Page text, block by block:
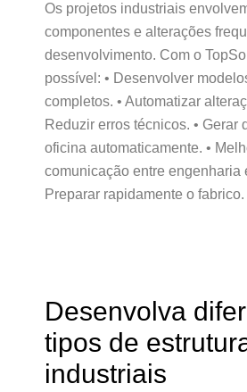
Os projetos industriais
componentes e alterações
desenvolvimento. Com o
possível: • Desenvolver
completos. • Automatizar
Reduzir erros técnicos. • Gerar
oficina automaticamente. •
comunicação entre engenharia
Preparar rapidamente o fabrico.
Desenvolva
tipos de
industriais